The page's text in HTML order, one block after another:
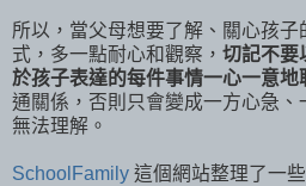
所以，當父母想要了解、關心孩
式，多一點耐心和觀察， 切記不要
於孩子表達的每件事情一心一意地
通關係，否則只會變成一方心急
無法理解。
SchoolFamily 這個網站整理了一